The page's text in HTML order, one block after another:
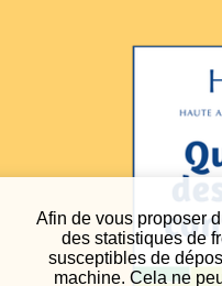
Afin de vous proposer
des statistiques de
susceptibles de
machine. Cela ne